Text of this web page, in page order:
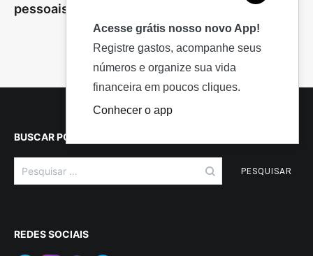
pessoais? Conheça 5 dicas para aprender
BUSCAR POR CONTEÚDO
Pesquisar
por:
REDES SOCIAIS
Acesse grátis nosso novo App!
Registre gastos, acompanhe seus
números e organize sua vida
financeira em poucos cliques.
Conhecer o app